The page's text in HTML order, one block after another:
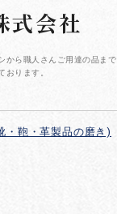
式会社
から職人さんご用達の品まで
おります。
・鞄・革製品の磨き)